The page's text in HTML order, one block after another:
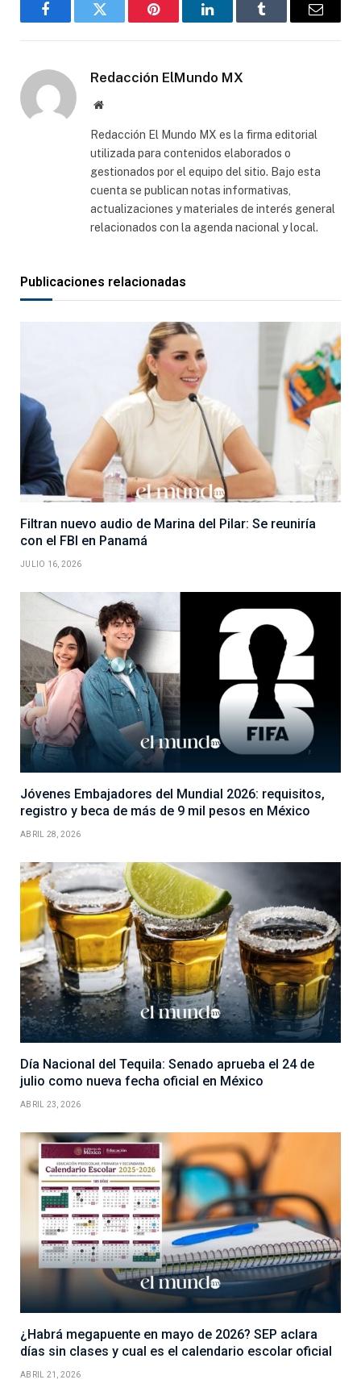
FacebookGorjeo Pinterest LinkedInTumblr
Correo
Redacción ElMundo MX
Sitio
Redacción El Mundo MX es la firma editorial
utilizada para contenidos elaborados o
gestionados por el equipo del sitio. Bajo esta
cuenta se publican notas informativas,
actualizaciones y materiales de interés general
relacionados con la agenda nacional y local.
Publicaciones relacionadas
Filtran nuevo audio de Marina del Pilar: Se reuniría
con el FBI en Panamá
JULIO 16, 2026
Jóvenes Embajadores del Mundial 2026: requisitos,
registro y beca de más de 9 mil pesos en México
ABRIL 28, 2026
Día Nacional del Tequila: Senado aprueba el 24 de
julio como nueva fecha oficial en México
ABRIL 23, 2026
¿Habrá megapuente en mayo de 2026? SEP aclara
días sin clases y cual es el calendario escolar oficial
ABRIL 21, 2026